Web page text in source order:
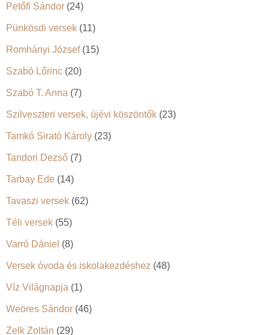
Petőfi Sándor (24)
Pünkösdi versek (11)
Romhányi József(15)
Szabó Lőrinc (20)
Szabó T. Anna (7)
Szilveszteri versek, újévi köszöntők (23)
Tamkó Sirató Károly (23)
Tandori Dezső (7)
Tarbay Ede (14)
Tavaszi versek (62)
Téli versek (55)
Varró Dániel (8)
Versek óvoda és iskolakezdéshez (48)
Víz Világnapja (1)
Weöres Sándor (46)
Zelk Zoltán (29)